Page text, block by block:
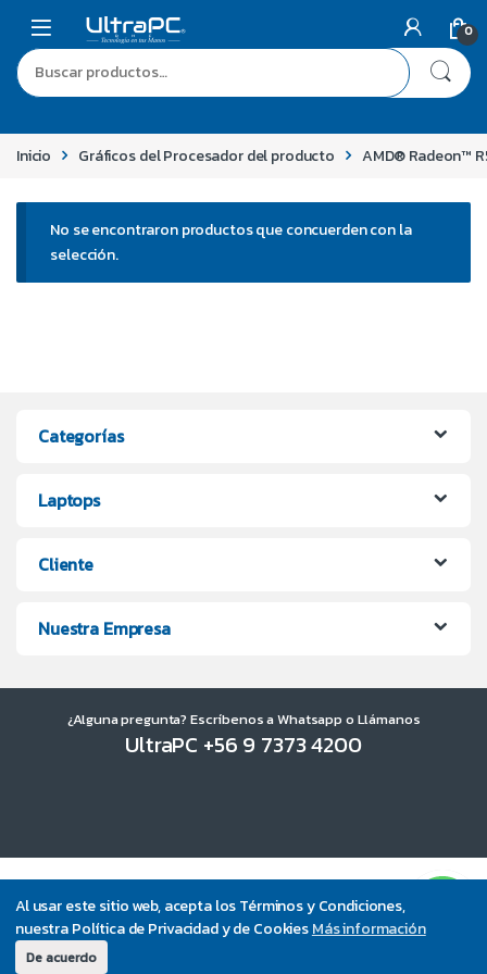
Al usar este sitio web, acepta los Términos y Condiciones,
nuestra Política de Privacidad y de CookiesMás información
De acuerdo
0
Inicio Gráficos del Procesador del producto AMD® Radeon™
No se encontraron productos que concuerden con la
selección.
Categorías
Laptops
Cliente
Nuestra Empresa
¿Alguna pregunta? Escríbenos a Whatsapp o Llámanos
UltraPC +56 9 7373 4200